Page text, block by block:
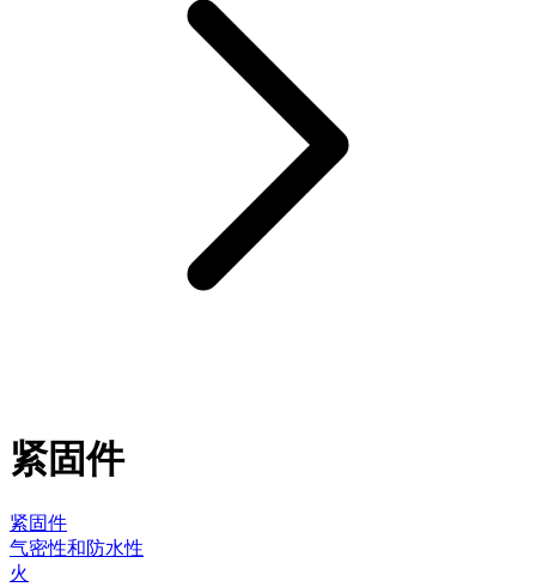
紧固件
紧固件
气密性和防水性
火